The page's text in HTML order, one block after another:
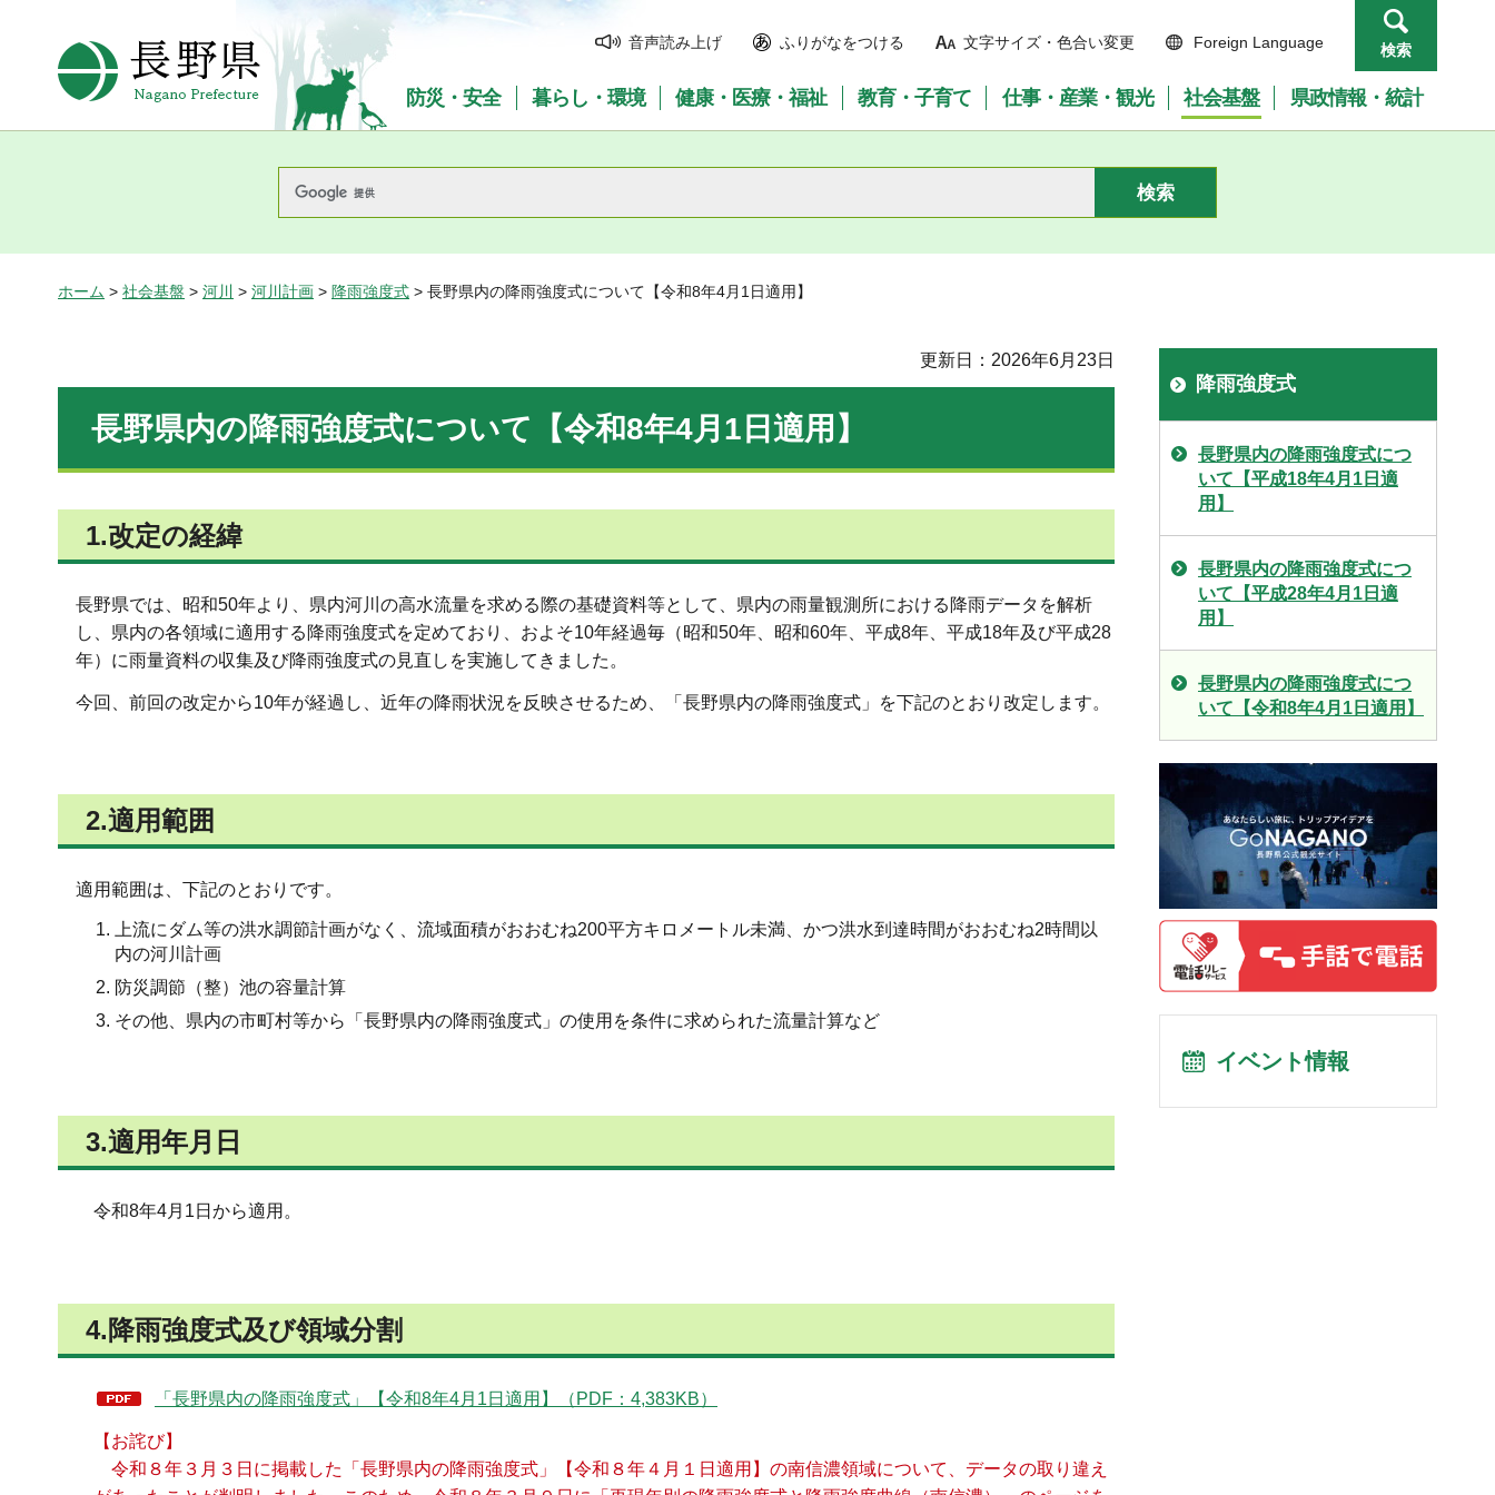
長野県Nagano Prefecture
音声読み上げ ふりがなをつける 文字サイズ・色合い変更 Foreign Language 検索
防災・安全 暮らし・環境 健康・医療・福祉 教育・子育て 仕事・産業・観光 社会基盤 県政情報・統計
ホーム > 社会基盤 > 河川 > 河川計画 > 降雨強度式 > 長野県内の降雨強度式について【令和8年4月1日適用】
更新日：2026年6月23日
長野県内の降雨強度式について【令和8年4月1日適用】
1.改定の経緯
長野県では、昭和50年より、県内河川の高水流量を求める際の基礎資料等として、県内の雨量観測所における降雨データを解析
し、県内の各領域に適用する降雨強度式を定めており、およそ10年経過毎（昭和50年、昭和60年、平成8年、平成18年及び平成28
年）に雨量資料の収集及び降雨強度式の見直しを実施してきました。
今回、前回の改定から10年が経過し、近年の降雨状況を反映させるため、「長野県内の降雨強度式」を下記のとおり改定します。
2.適用範囲
適用範囲は、下記のとおりです。
上流にダム等の洪水調節計画がなく、流域面積がおおむね200平方キロメートル未満、かつ洪水到達時間がおおむね2時間以
内の河川計画
防災調節（整）池の容量計算
その他、県内の市町村等から「長野県内の降雨強度式」の使用を条件に求められた流量計算など
3.適用年月日
令和8年4月1日から適用。
4.降雨強度式及び領域分割
「長野県内の降雨強度式」【令和8年4月1日適用】（PDF：4,383KB）
【お詫び】
令和８年３月３日に掲載した「長野県内の降雨強度式」【令和８年４月１日適用】の南信濃領域について、データの取り違え
降雨強度式
長野県内の降雨強度式につ
いて【平成18年4月1日適
用】
長野県内の降雨強度式につ
いて【平成28年4月1日適
用】
長野県内の降雨強度式につ
いて【令和8年4月1日適用】
イベント情報